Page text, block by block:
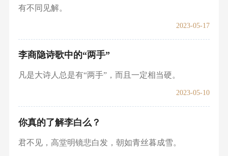
有不同见解。
2023-05-17
李商隐诗歌中的“两手”
凡是大诗人总是有“两手”，而且一定相当硬。
2023-05-10
你真的了解李白么？
君不见，高堂明镜悲白发，朝如青丝暮成雪。